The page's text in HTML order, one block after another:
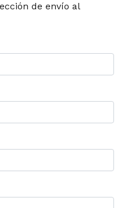
de envío al